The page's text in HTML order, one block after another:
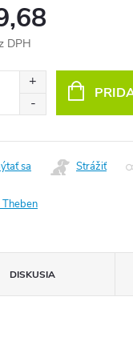
DPH
sa Strážiť
Theben
DISKUSIA